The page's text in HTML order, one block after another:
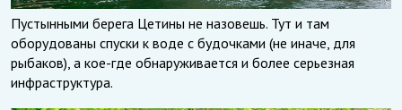
Пустынными берега Цетины не назовешь. Тут и там
оборудованы спуски к воде с будочками (не иначе, для
рыбаков), а кое-где обнаруживается и более серьезная
инфраструктура.